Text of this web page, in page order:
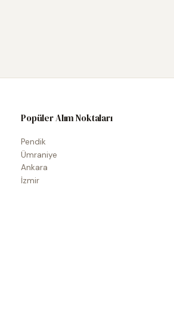
Popüler Alım Noktaları
Pendik
Ümraniye
Ankara
İzmir